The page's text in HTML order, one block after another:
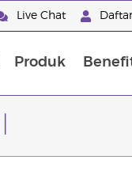
Live Chat
Produk